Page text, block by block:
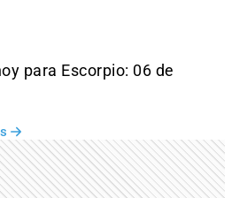
para Escorpio: 06 de